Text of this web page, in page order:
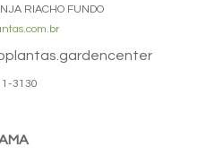
RIACHO FUNDO
3130